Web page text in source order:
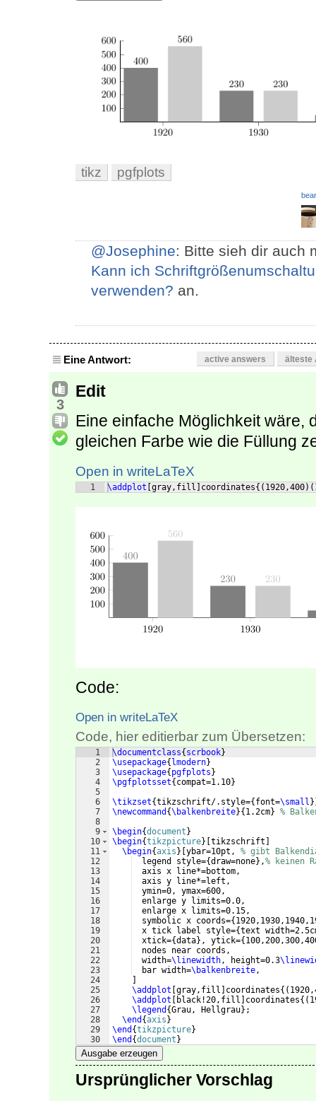
tikz pgfplots
@Josephine: Bitte sieh dir auch
Kann ich
verwenden? an.
Eine Antwort: active answers älteste
3
Edit
Eine einfache Möglichkeit wäre,
gleichen Farbe wie die Füllung
Open in writeLaTeX
1 \addplot gray,fill coordinates{( 1920,400) (
Code:
Open in writeLaTeX
Code, hier editierbar zum Übersetzen:
1
2
3
4
5
6
7
8
9
10
11
12
13
14
15
16
17
18
19
20
21
22
23
24
25
26
27
28
29
30
\documentclass{ scrbook}
\usepackage{ lmodern}
\usepackage{ pgfplots }
\pgfplotsset{ compat=1.10}
\tikzset{tikzschrift/.style={ font=\small
\newcommand {\balkenbreite}{ 1.2cm} %
\begin{document }
\begin{tikzpicture} tikzschrift
\begin{axis } ybar=10pt, % gibt
  legend style=
{draw=none} ,% keinen
  axis x line*=bottom,
  axis y line*=left,
  ymin=0, ymax=600,
  enlarge y limits=0.0,
  enlarge x limits=0.15,
  symbolic x coords=
{
  x tick label style=
{text
  xtick=
{data} , ytick={
  nodes near coords,
  width=
\linewidth, height=0.3
  bar width=
\balkenbreite,
\addplot gray,fill coordinates{(
\addplot
black!20,fill coordinates{(
\legend {Grau, Hellgrau} ;
\end {axis }
\end {tikzpicture}
\end {document }
Ausgabe erzeugen
Ursprünglicher Vorschlag